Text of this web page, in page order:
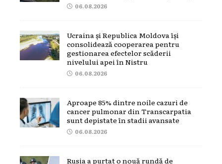
06.08.2026
Ucraina și Republica Moldova își
consolidează cooperarea pentru
gestionarea efectelor scăderii
nivelului apei în Nistru
06.08.2026
Aproape 85% dintre noile cazuri de
cancer pulmonar din Transcarpatia
sunt depistate în stadii avansate
06.08.2026
Rusia a purtat o nouă rundă de